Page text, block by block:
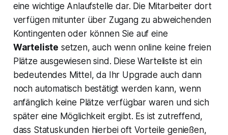
eine wichtige Anlaufstelle dar. Die Mitarbeiter dort
verfügen mitunter über Zugang zu abweichenden
Kontingenten oder können Sie auf eine
Warteliste setzen, auch wenn online keine freien
Plätze ausgewiesen sind. Diese Warteliste ist ein
bedeutendes Mittel, da Ihr Upgrade auch dann
noch automatisch bestätigt werden kann, wenn
anfänglich keine Plätze verfügbar waren und sich
später eine Möglichkeit ergibt. Es ist zutreffend,
dass Statuskunden hierbei oft Vorteile genießen,